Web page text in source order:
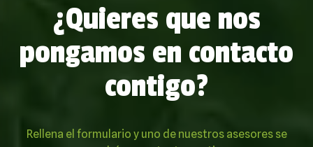
¿Quieres que nos
pongamos en contacto
contigo?
Rellena el formulario y uno de nuestros asesores se